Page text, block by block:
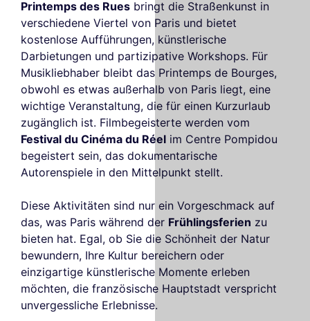
Printemps des Rues bringt die Straßenkunst in
verschiedene Viertel von Paris und bietet
kostenlose Aufführungen, künstlerische
Darbietungen und partizipative Workshops. Für
Musikliebhaber bleibt das Printemps de Bourges,
obwohl es etwas außerhalb von Paris liegt, eine
wichtige Veranstaltung, die für einen Kurzurlaub
zugänglich ist. Filmbegeisterte werden vom
Festival du Cinéma du Réel im Centre Pompidou
begeistert sein, das dokumentarische
Autorenspiele in den Mittelpunkt stellt.
Diese Aktivitäten sind nur ein Vorgeschmack auf
das, was Paris während der Frühlingsferien zu
bieten hat. Egal, ob Sie die Schönheit der Natur
bewundern, Ihre Kultur bereichern oder
einzigartige künstlerische Momente erleben
möchten, die französische Hauptstadt verspricht
unvergessliche Erlebnisse.